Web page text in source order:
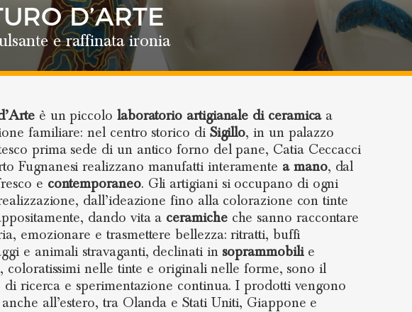
D’ARTE
e raffinata ironia
è un piccolo laboratorio artigianale di ceramicaa
familiare: nel centro storico di Sigillo, in un palazzo
prima sede di un antico forno del pane, Catia Ceccacci
Fugnanesi realizzano manufatti interamente a mano, dal
e contemporaneo. Gli artigiani si occupano di ogni
dall’ideazione fino alla colorazione con tinte
dando vita a ceramicheche sanno raccontare
emozionare e trasmettere bellezza: ritratti, buffi
e animali stravaganti, declinati in soprammobilie
, coloratissimi nelle tinte e originali nelle forme, sono il
di ricerca e sperimentazione continua. I prodotti vengono
all’estero, tra Olanda e Stati Uniti, Giappone e